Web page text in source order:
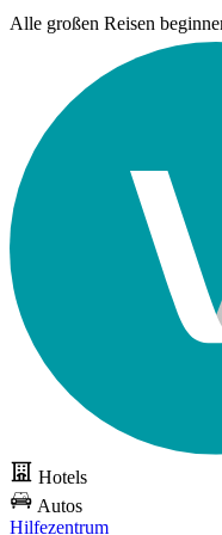
Alle großen Reisen
Hotels
Autos
Hilfezentrum